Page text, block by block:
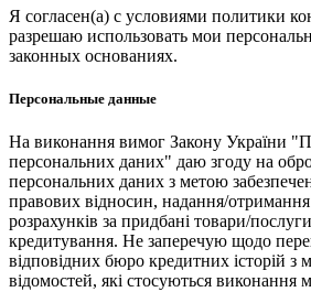
Я согласен(а) с условиями политики
разрешаю использовать мои
законных основаниях.
Персональные данные
На виконання вимог Закону України
персональних даних" даю згоду на
персональних даних з метою
правових відносин, надання/отримання
розрахунків за придбані товари/
кредитування. Не заперечую щодо
відповідних бюро кредитних історій з
відомостей, які стосуються виконання